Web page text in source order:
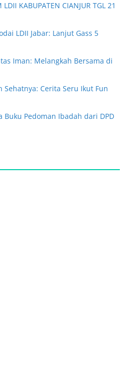
KABUPATEN CIANJUR TGL 21
LDII Jabar: Lanjut Gass 5
Iman: Melangkah Bersama di
Sehatnya: Cerita Seru Ikut Fun
Buku Pedoman Ibadah dari DPD